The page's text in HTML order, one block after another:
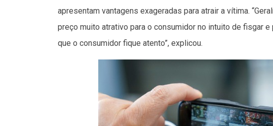
apresentam vantagens exageradas para atrair a vítima.
preço muito atrativo para o consumidor no intuito de fisgar
que o consumidor fique atento”, explicou.